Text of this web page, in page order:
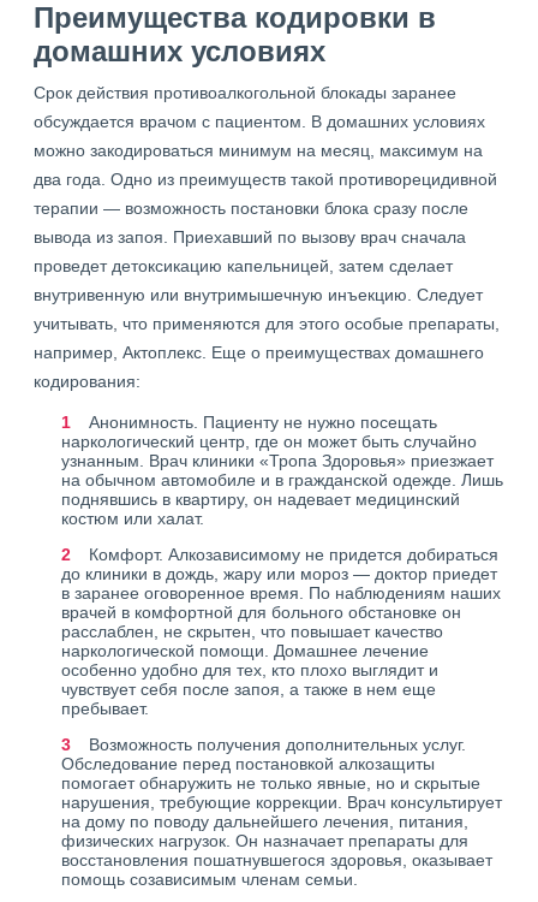
Преимущества кодировки в
домашних условиях
Срок действия противоалкогольной блокады заранее
обсуждается врачом с пациентом. В домашних условиях
можно закодироваться минимум на месяц, максимум на
два года. Одно из преимуществ такой противорецидивной
терапии — возможность постановки блока сразу после
вывода из запоя. Приехавший по вызову врач сначала
проведет детоксикацию капельницей, затем сделает
внутривенную или внутримышечную инъекцию. Следует
учитывать, что применяются для этого особые препараты,
например, Актоплекс. Еще о преимуществах домашнего
кодирования:
Анонимность. Пациенту не нужно посещать
наркологический центр, где он может быть случайно
узнанным. Врач клиники «Тропа Здоровья» приезжает
на обычном автомобиле и в гражданской одежде. Лишь
поднявшись в квартиру, он надевает медицинский
костюм или халат.
Комфорт. Алкозависимому не придется добираться
до клиники в дождь, жару или мороз — доктор приедет
в заранее оговоренное время. По наблюдениям наших
врачей в комфортной для больного обстановке он
расслаблен, не скрытен, что повышает качество
наркологической помощи. Домашнее лечение
особенно удобно для тех, кто плохо выглядит и
чувствует себя после запоя, а также в нем еще
пребывает.
Возможность получения дополнительных услуг.
Обследование перед постановкой алкозащиты
помогает обнаружить не только явные, но и скрытые
нарушения, требующие коррекции. Врач консультирует
на дому по поводу дальнейшего лечения, питания,
физических нагрузок. Он назначает препараты для
восстановления пошатнувшегося здоровья, оказывает
помощь созависимым членам семьи.